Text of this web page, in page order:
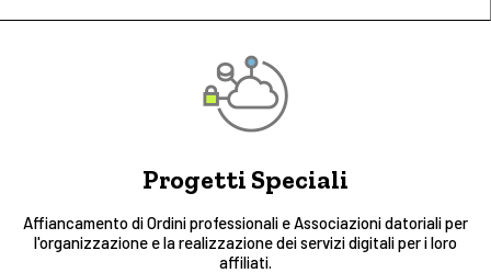
Progetti Speciali
Affiancamento di Ordini professionali e Associazioni datoriali per
l'organizzazione e la realizzazione dei servizi digitali per i loro
affiliati.